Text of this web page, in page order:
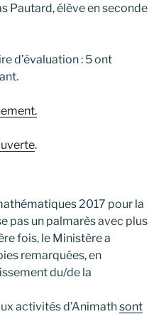
Pautard, élève en seconde
d’évaluation : 5 ont
.
2017 pour la
pas un palmarès avec plus
fois, le Ministère a
remarquées, en
du/de la
activités d’Animathsont